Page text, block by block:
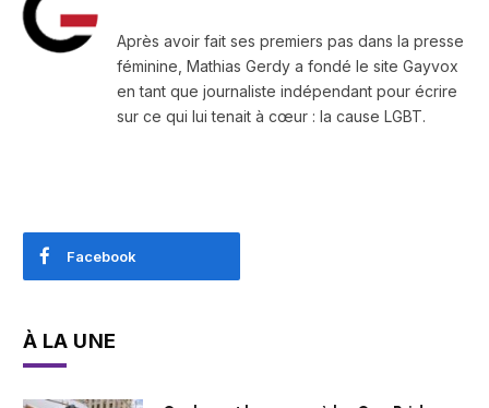
Après avoir fait ses premiers pas dans la presse
féminine, Mathias Gerdy a fondé le site Gayvox
en tant que journaliste indépendant pour écrire
sur ce qui lui tenait à cœur : la cause LGBT.
Facebook
À LA UNE